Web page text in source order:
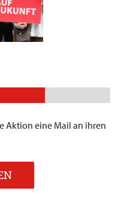
Aktion eine Mail an ihren